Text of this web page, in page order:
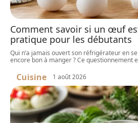
Comment savoir si un œuf
pratique pour les débutants
Qui n’a jamais ouvert son réfrigérateur en
encore bon à manger ? Ce questionnement
Cuisine 1 août 2026